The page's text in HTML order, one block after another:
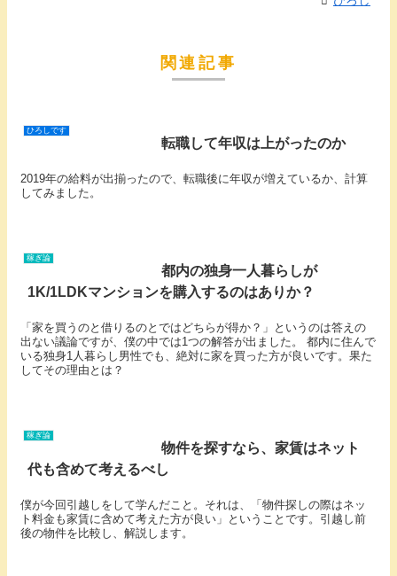
関連記事
ひろしです
転職して年収は上がったのか
2019年の給料が出揃ったので、転職後に年収が増えているか、計算
してみました。
稼ぎ論
都内の独身一人暮らしが
1K/1LDKマンションを購入するのはありか？
「家を買うのと借りるのとではどちらが得か？」というのは答えの
出ない議論ですが、僕の中では1つの解答が出ました。 都内に住んで
いる独身1人暮らし男性でも、絶対に家を買った方が良いです。果た
してその理由とは？
稼ぎ論
物件を探すなら、家賃はネット
代も含めて考えるべし
僕が今回引越しをして学んだこと。それは、「物件探しの際はネッ
ト料金も家賃に含めて考えた方が良い」ということです。引越し前
後の物件を比較し、解説します。